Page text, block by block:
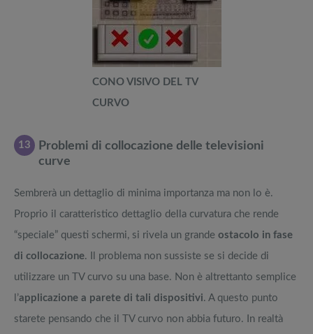
CONO VISIVO DEL TV
CURVO
13
Problemi di collocazione delle televisioni
curve
Sembrerà un dettaglio di minima importanza ma non lo è.
Proprio il caratteristico dettaglio della curvatura che rende
“speciale” questi schermi, si rivela un grande ostacolo in fase
di collocazione. Il problema non sussiste se si decide di
utilizzare un TV curvo su una base. Non è altrettanto semplice
l’applicazione a parete di tali dispositivi. A questo punto
starete pensando che il TV curvo non abbia futuro. In realtà